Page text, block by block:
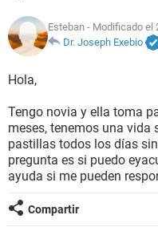
NUTRICIÓN
SEXUALIDAD
GLOSARIO
Esteban - Modificado el
Dr. Joseph Exebio
Hola,
Tengo novia y ella toma
meses, tenemos una
pastillas todos los días
pregunta es si puedo
ayuda si me pueden
Compartir